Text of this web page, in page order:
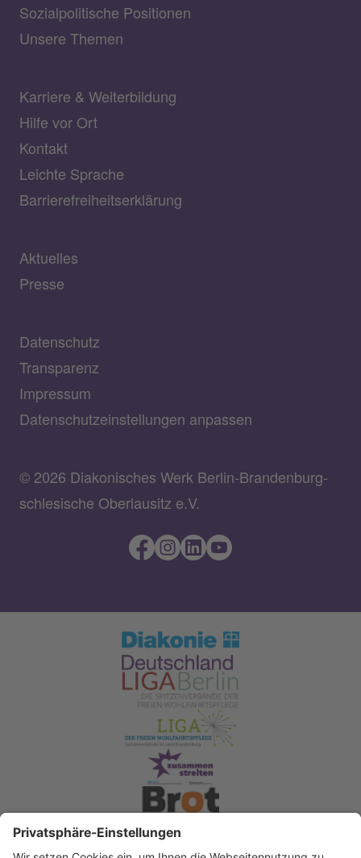
Sozialpolitische Positionen
Unsere Themen
Karriere & Weiterbildung
Hilfe vor Ort
Kontakt
Leichte Sprache
Barrierefreiheitserklärung
Aktuelles
Presse
Datenschutz
Transparenz
Impressum
Datenschutzeinstellungen anpassen
© 2026 Diakonisches Werk Berlin-Brandenburg-
schlesische Oberlausitz e.V.